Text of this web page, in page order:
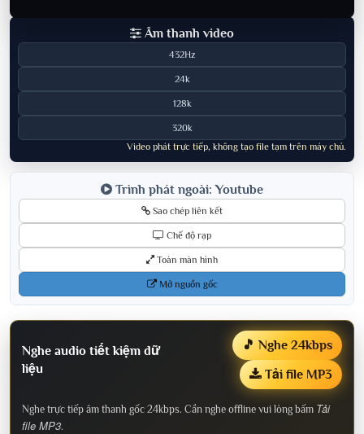
Âm thanh video
432Hz
24k
128k
320k
Video phát trực tiếp, không tạo file tạm trên máy chủ.
Trình phát ngoài: Youtube
Sao chép liên kết
Chế độ rạp
Toàn màn hình
Mở nguồn gốc
Nghe audio tiết kiệm dữ
liệu
🎵 Nghe 24kbps
Tải file MP3
Nghe trực tiếp âm thanh gốc 24kbps. Cần nghe offline vui lòng bấm Tải
file MP3.